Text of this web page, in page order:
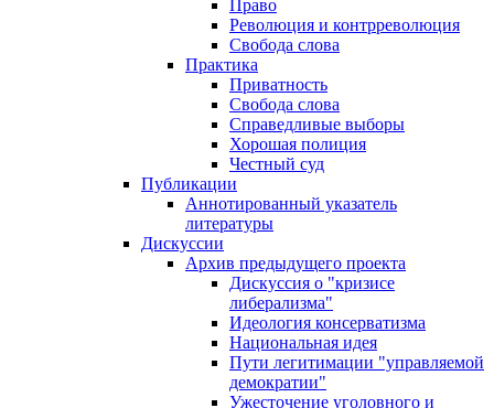
Право
Революция и контрреволюция
Свобода слова
Практика
Приватность
Свобода слова
Справедливые выборы
Хорошая полиция
Честный суд
Публикации
Аннотированный указатель
литературы
Дискуссии
Архив предыдущего проекта
Дискуссия о "кризисе
либерализма"
Идеология консерватизма
Национальная идея
Пути легитимации "управляемой
демократии"
Ужесточение уголовного и